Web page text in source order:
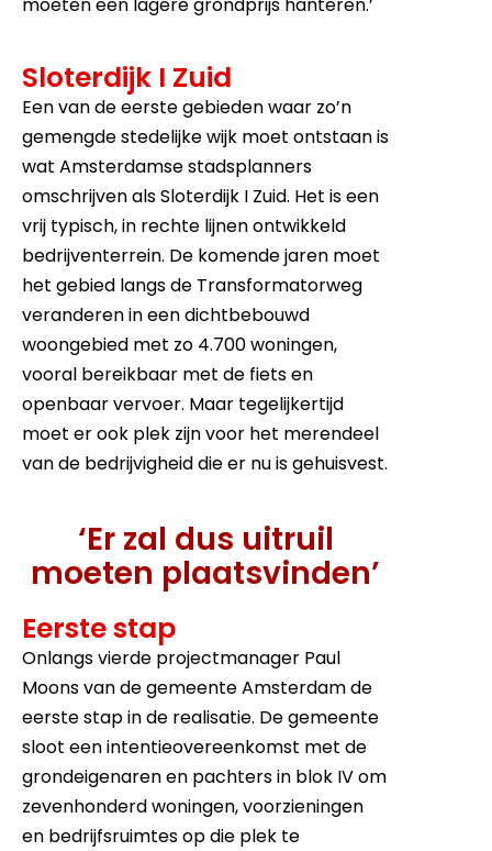
Sloterdijk I Zuid
Een van de eerste gebieden waar zo’n
gemengde stedelijke wijk moet ontstaan is
wat Amsterdamse stadsplanners
omschrijven als Sloterdijk I Zuid. Het is een
vrij typisch, in rechte lijnen ontwikkeld
bedrijventerrein. De komende jaren moet
het gebied langs de Transformatorweg
veranderen in een dichtbebouwd
woongebied met zo 4.700 woningen,
vooral bereikbaar met de fiets en
openbaar vervoer. Maar tegelijkertijd
moet er ook plek zijn voor het merendeel
van de bedrijvigheid die er nu is gehuisvest.
‘Er zal dus uitruil
moeten plaatsvinden’
Eerste stap
Onlangs vierde projectmanager Paul
Moons van de gemeente Amsterdam de
eerste stap in de realisatie. De gemeente
sloot een intentieovereenkomst met de
grondeigenaren en pachters in blok IV om
zevenhonderd woningen, voorzieningen
en bedrijfsruimtes op die plek te